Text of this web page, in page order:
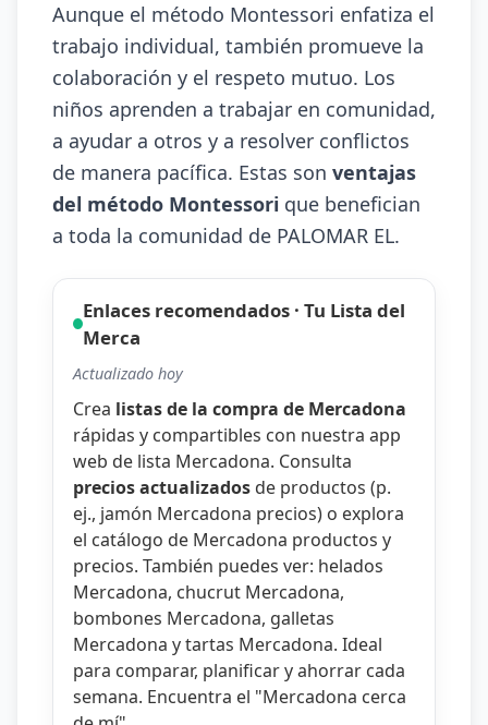
Aunque el método Montessori enfatiza el
trabajo individual, también promueve la
colaboración y el respeto mutuo. Los
niños aprenden a trabajar en comunidad,
a ayudar a otros y a resolver conflictos
de manera pacífica. Estas son ventajas
del método Montessori que benefician
a toda la comunidad de PALOMAR EL.
Enlaces recomendados · Tu Lista del
Merca
Actualizado hoy
Crea listas de la compra de Mercadona
rápidas y compartibles con nuestra app
web de lista Mercadona. Consulta
precios actualizados de productos (p.
ej., jamón Mercadona precios) o explora
el catálogo de Mercadona productos y
precios. También puedes ver: helados
Mercadona, chucrut Mercadona,
bombones Mercadona, galletas
Mercadona ytartas Mercadona. Ideal
para comparar, planificar y ahorrar cada
semana. Encuentra el "Mercadona cerca